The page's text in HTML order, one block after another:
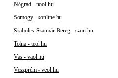
Nógrád - nool.hu
Somogy - sonline.hu
Szabolcs-Szatmár-Bereg - szon.hu
Tolna - teol.hu
Vas - vaol.hu
Veszprém - veol.hu